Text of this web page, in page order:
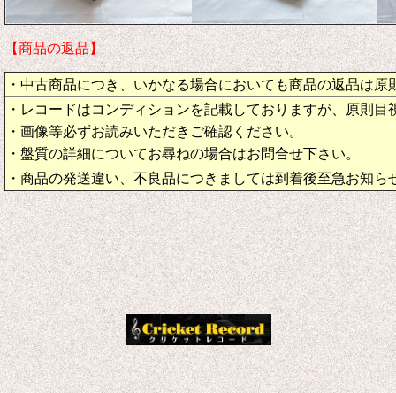
【商品の返品】
・中古商品につき、いかなる場合においても商品の返品は原
・レコードはコンディションを記載しておりますが、原則目
・画像等必ずお読みいただきご確認ください。
・盤質の詳細についてお尋ねの場合はお問合せ下さい。
・商品の発送違い、不良品につきましては到着後至急お知ら